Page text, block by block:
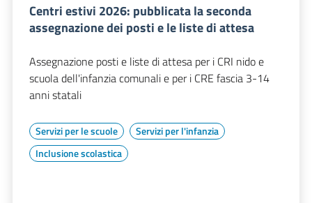
Centri estivi 2026: pubblicata la seconda
assegnazione dei posti e le liste di attesa
Assegnazione posti e liste di attesa per i CRI nido e
scuola dell'infanzia comunali e per i CRE fascia 3-14
anni statali
Servizi per le scuole
Servizi per l'infanzia
Inclusione scolastica